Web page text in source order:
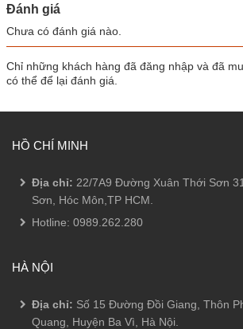
Đánh giá
Chưa có đánh giá nào.
Chỉ những khách hàng đã đăng nhập và đã
có thể để lại đánh giá.
HỒ CHÍ MINH
Địa chỉ: 22/7A9 Đường Xuân Thới Sơn
Sơn, Hóc Môn,TP HCM.
Hotline: 0989.262.280
HÀ NỘI
Địa chỉ: Số 15 Đường Đồi Giang, Thôn
Quang, Huyện Ba Vì, Hà Nội.